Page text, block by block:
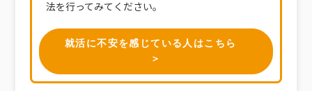
法を行ってみてください。
就活に不安を感じている人はこちら
＞